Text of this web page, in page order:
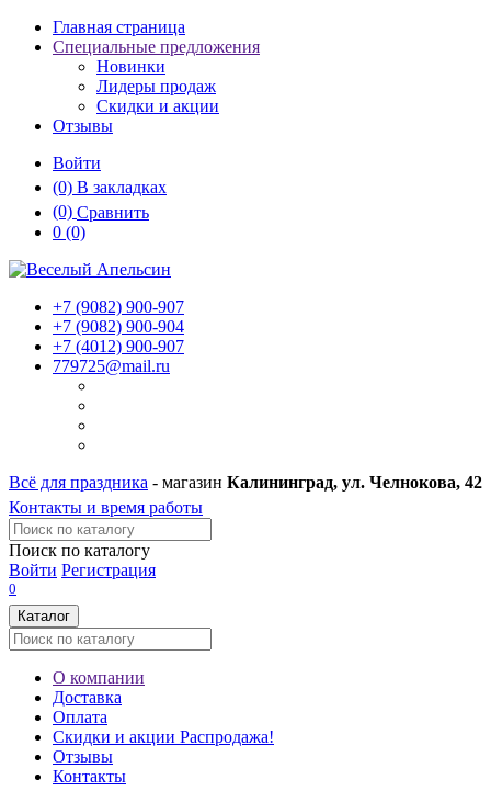
Главная страница
Специальные предложения
Новинки
Лидеры продаж
Скидки и акции
Отзывы
Войти
(0) В закладках
(0) Сравнить
0 (0)
+7 (9082) 900-907
+7 (9082) 900-904
+7 (4012) 900-907
779725@mail.ru
Всё для праздника - магазин Калининград, ул. Челнокова, 42
Контакты и время работы
Поиск по каталогу
Войти Регистрация
0
Каталог
О компании
Доставка
Оплата
Скидки и акции Распродажа!
Отзывы
Контакты